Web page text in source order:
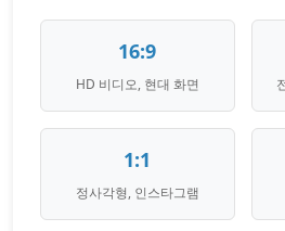
16:9
HD 비디오, 현대 화면
1:1
정사각형, 인스타그램